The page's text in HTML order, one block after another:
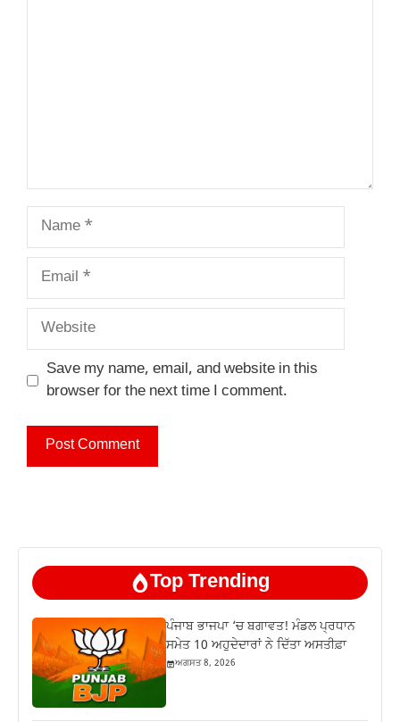
Name
Email
Website
Save my name, email, and website in this
browser for the next time I comment.
Top Trending
ਪੰਜਾਬ ਭਾਜਪਾ ‘ਚ ਬਗਾਵਤ! ਮੰਡਲ ਪ੍ਰਧਾਨ
ਸਮੇਤ 10 ਅਹੁਦੇਦਾਰਾਂ ਨੇ ਦਿੱਤਾ ਅਸਤੀਫ਼ਾ
ਅਗਸਤ 8, 2026